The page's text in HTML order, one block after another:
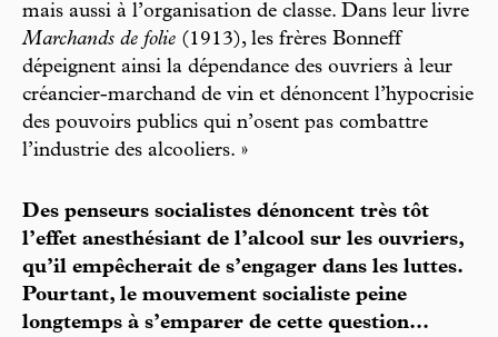
mais aussi à l’organisation de classe. Dans leur livre
Marchands de folie (1913), les frères Bonneff
dépeignent ainsi la dépendance des ouvriers à leur
créancier-marchand de vin et dénoncent l’hypocrisie
des pouvoirs publics qui n’osent pas combattre
l’industrie des alcooliers. »
Des penseurs socialistes dénoncent très tôt
l’effet anesthésiant de l’alcool sur les ouvriers,
qu’il empêcherait de s’engager dans les luttes.
Pourtant, le mouvement socialiste peine
longtemps à s’emparer de cette question...